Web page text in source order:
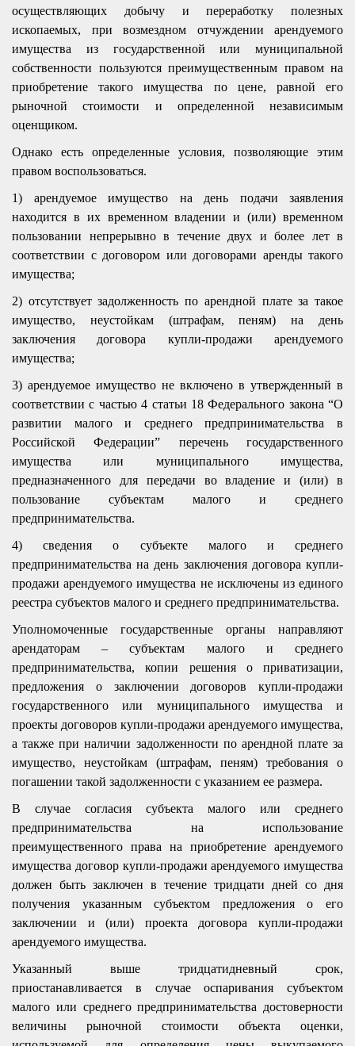
осуществляющих добычу и переработку полезных
ископаемых, при возмездном отчуждении арендуемого
имущества из государственной или муниципальной
собственности пользуются преимущественным правом на
приобретение такого имущества по цене, равной его
рыночной стоимости и определенной независимым
оценщиком.
Однако есть определенные условия, позволяющие этим
правом воспользоваться.
1) арендуемое имущество на день подачи заявления
находится в их временном владении и (или) временном
пользовании непрерывно в течение двух и более лет в
соответствии с договором или договорами аренды такого
имущества;
2) отсутствует задолженность по арендной плате за такое
имущество, неустойкам (штрафам, пеням) на день
заключения договора купли-продажи арендуемого
имущества;
3) арендуемое имущество не включено в утвержденный в
соответствии с частью 4 статьи 18 Федерального закона “О
развитии малого и среднего предпринимательства в
Российской Федерации” перечень государственного
имущества или муниципального имущества,
предназначенного для передачи во владение и (или) в
пользование субъектам малого и среднего
предпринимательства.
4) сведения о субъекте малого и среднего
предпринимательства на день заключения договора купли-
продажи арендуемого имущества не исключены из единого
реестра субъектов малого и среднего предпринимательства.
Уполномоченные государственные органы направляют
арендаторам – субъектам малого и среднего
предпринимательства, копии решения о приватизации,
предложения о заключении договоров купли-продажи
государственного или муниципального имущества и
проекты договоров купли-продажи арендуемого имущества,
а также при наличии задолженности по арендной плате за
имущество, неустойкам (штрафам, пеням) требования о
погашении такой задолженности с указанием ее размера.
В случае согласия субъекта малого или среднего
предпринимательства на использование
преимущественного права на приобретение арендуемого
имущества договор купли-продажи арендуемого имущества
должен быть заключен в течение тридцати дней со дня
получения указанным субъектом предложения о его
заключении и (или) проекта договора купли-продажи
арендуемого имущества.
Указанный выше тридцатидневный срок,
приостанавливается в случае оспаривания субъектом
малого или среднего предпринимательства достоверности
величины рыночной стоимости объекта оценки,